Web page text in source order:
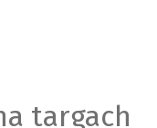
targach